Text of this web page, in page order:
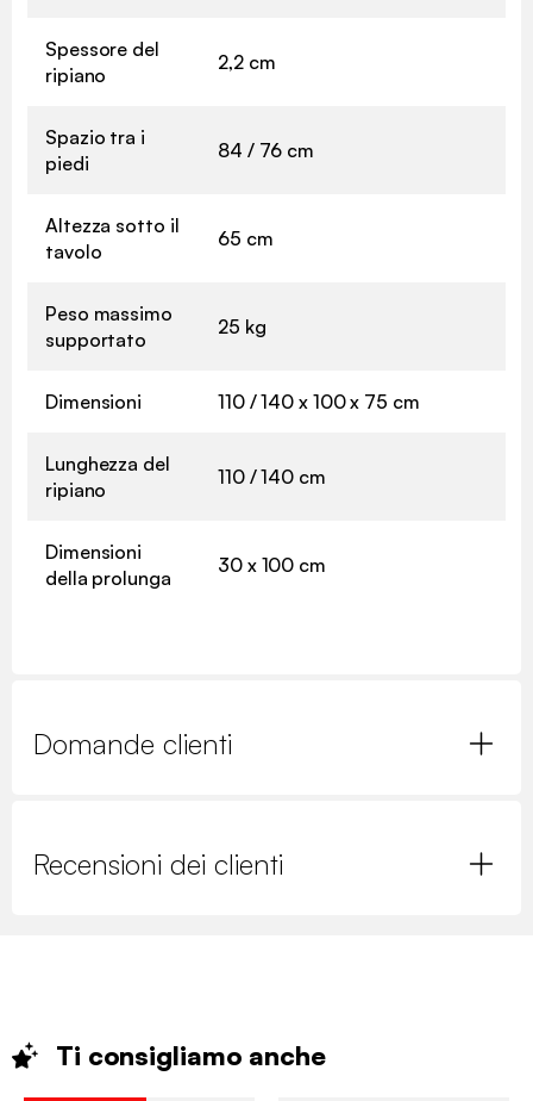
Spessore del
ripiano
2,2 cm
Spazio tra i
piedi
84 / 76 cm
Altezza sotto il
tavolo
65 cm
Peso massimo
supportato
25 kg
Dimensioni 110 / 140 x 100 x 75 cm
Lunghezza del
ripiano
110 / 140 cm
Dimensioni
della prolunga
30 x 100 cm
Domande clienti
Recensioni dei clienti
Ti consigliamo anche